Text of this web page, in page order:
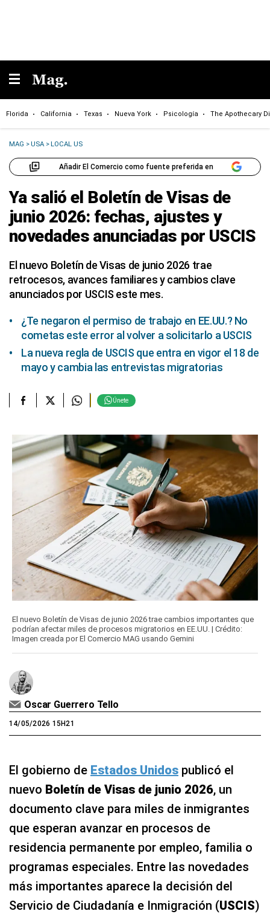
Florida California Texas Nueva York Psicología The Apothecary
MAG >USA >LOCAL US
Añadir El Comercio como fuente preferida en
Ya salió el Boletín de Visas de
junio 2026: fechas, ajustes y
novedades anunciadas por USCIS
El nuevo Boletín de Visas de junio 2026 trae
retrocesos, avances familiares y cambios clave
anunciados por USCIS este mes.
¿Te negaron el permiso de trabajo en EE.UU.? No
cometas este error al volver a solicitarlo a USCIS
La nueva regla de USCIS que entra en vigor el 18 de
mayo y cambia las entrevistas migratorias
Únete
El nuevo Boletín de Visas de junio 2026 trae cambios importantes que
podrían afectar miles de procesos migratorios en EE.UU. | Crédito:
Imagen creada por El Comercio MAG usando Gemini
Oscar Guerrero Tello
14/05/2026 15H21
El gobierno de Estados Unidos publicó el
nuevo Boletín de Visas de junio 2026, un
documento clave para miles de inmigrantes
que esperan avanzar en procesos de
residencia permanente por empleo, familia o
programas especiales. Entre las novedades
más importantes aparece la decisión del
Servicio de Ciudadanía e Inmigración (USCIS)